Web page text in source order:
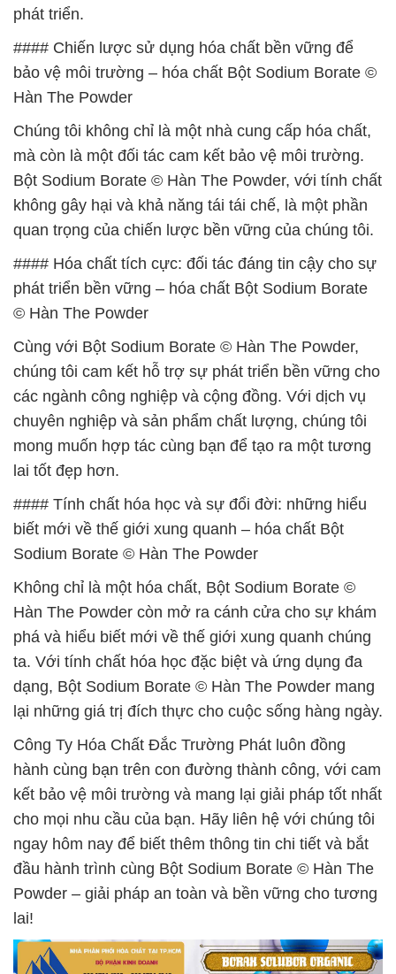
phát triển.
#### Chiến lược sử dụng hóa chất bền vững để
bảo vệ môi trường – hóa chất Bột Sodium Borate ©
Hàn The Powder
Chúng tôi không chỉ là một nhà cung cấp hóa chất,
mà còn là một đối tác cam kết bảo vệ môi trường.
Bột Sodium Borate © Hàn The Powder, với tính chất
không gây hại và khả năng tái tái chế, là một phần
quan trọng của chiến lược bền vững của chúng tôi.
#### Hóa chất tích cực: đối tác đáng tin cậy cho sự
phát triển bền vững – hóa chất Bột Sodium Borate
© Hàn The Powder
Cùng với Bột Sodium Borate © Hàn The Powder,
chúng tôi cam kết hỗ trợ sự phát triển bền vững cho
các ngành công nghiệp và cộng đồng. Với dịch vụ
chuyên nghiệp và sản phẩm chất lượng, chúng tôi
mong muốn hợp tác cùng bạn để tạo ra một tương
lai tốt đẹp hơn.
#### Tính chất hóa học và sự đổi đời: những hiểu
biết mới về thế giới xung quanh – hóa chất Bột
Sodium Borate © Hàn The Powder
Không chỉ là một hóa chất, Bột Sodium Borate ©
Hàn The Powder còn mở ra cánh cửa cho sự khám
phá và hiểu biết mới về thế giới xung quanh chúng
ta. Với tính chất hóa học đặc biệt và ứng dụng đa
dạng, Bột Sodium Borate © Hàn The Powder mang
lại những giá trị đích thực cho cuộc sống hàng ngày.
Công Ty Hóa Chất Đắc Trường Phát luôn đồng
hành cùng bạn trên con đường thành công, với cam
kết bảo vệ môi trường và mang lại giải pháp tốt nhất
cho mọi nhu cầu của bạn. Hãy liên hệ với chúng tôi
ngay hôm nay để biết thêm thông tin chi tiết và bắt
đầu hành trình cùng Bột Sodium Borate © Hàn The
Powder – giải pháp an toàn và bền vững cho tương
lai!